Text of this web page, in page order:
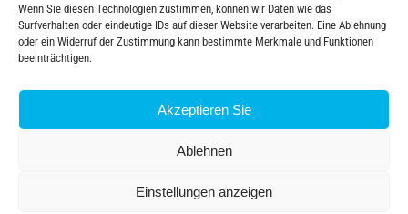
Wenn Sie diesen Technologien zustimmen, können wir Daten wie das
Surfverhalten oder eindeutige IDs auf dieser Website verarbeiten. Eine Ablehnung
oder ein Widerruf der Zustimmung kann bestimmte Merkmale und Funktionen
beeinträchtigen.
Akzeptieren Sie
Ablehnen
Einstellungen anzeigen
In Haushalten wird die elektrische Energie zunächst in
einen Verteiler geleitet, wo sie mithilfe von Sicherungen
und Schutzschaltern auf die einzelnen Stromkreise verteilt
Steckdosen mit Schutz vor Stromschlag verwendet
werden. Auch hier leisten Transformatoren einen Beitrag
Richtig bemessene Transformatoren und moderne